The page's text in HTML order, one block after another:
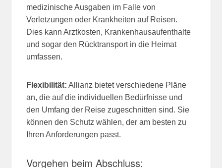
medizinische Ausgaben im Falle von
Verletzungen oder Krankheiten auf Reisen.
Dies kann Arztkosten, Krankenhausaufenthalte
und sogar den Rücktransport in die Heimat
umfassen.
Flexibilität: Allianz bietet verschiedene Pläne
an, die auf die individuellen Bedürfnisse und
den Umfang der Reise zugeschnitten sind. Sie
können den Schutz wählen, der am besten zu
Ihren Anforderungen passt.
Vorgehen beim Abschluss: